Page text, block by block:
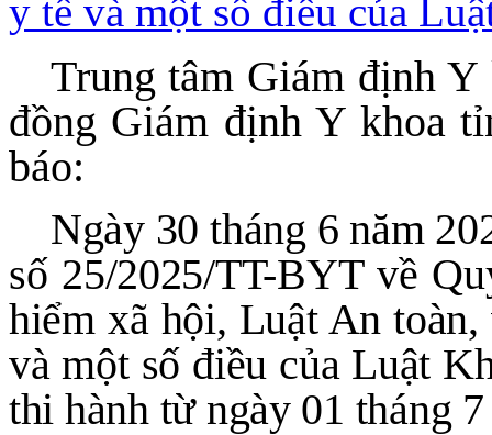
y tế và một số điều của
Trung tâm Giám định
đồng Giám định Y khoa
báo:
Ngày 30 tháng 6 năm
số 25/2025/TT-BYT về
hiểm xã hội, Luật An
và một số điều của Luật
thi hành từ ngày 01 tháng